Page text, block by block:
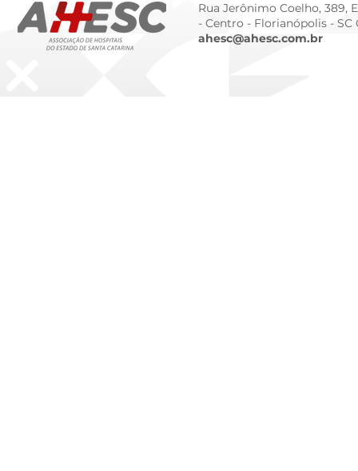
Rua Jerônimo Coelho, 389,
- Centro - Florianópolis - SC
ahesc@ahesc.com.br